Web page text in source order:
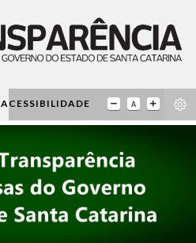
ACESSIBILIDADE